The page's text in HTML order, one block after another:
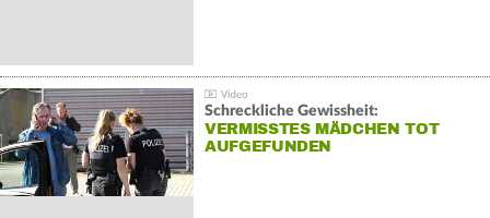
Schreckliche Gewissheit:
VERMISSTES MÄDCHEN TOT
AUFGEFUNDEN